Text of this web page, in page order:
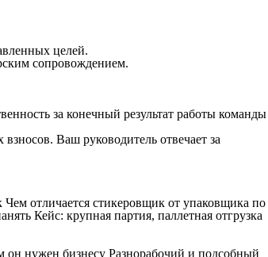
целей.
сопровождением.
за конечный результат работы команды
Ваш руководитель отвечает за
отличается стикеровщик от упаковщика по
Кейс: крупная партия, паллетная отгрузка
он нужен бизнесу Разнорабочий и подсобный